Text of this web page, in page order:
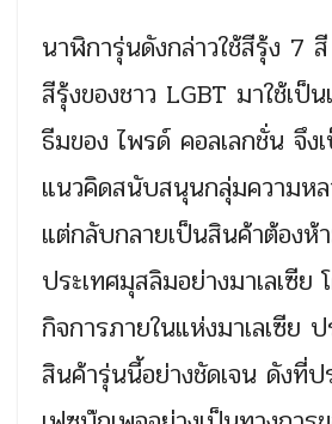
นาฬิการุ่นดังกล่าวใช้สีรุ้ง 7
สีรุ้งของชาว LGBT มาใช้เป็
ธีมของ ไพรด์ คอลเลกชั่น จึง
แนวคิดสนับสนุนกลุ่มความหล
แต่กลับกลายเป็นสินค้าต้องห้
ประเทศมุสลิมอย่างมาเลเซีย
กิจการภายในแห่งมาเลเซีย
สินค้ารุ่นนี้อย่างชัดเจน ดังที่